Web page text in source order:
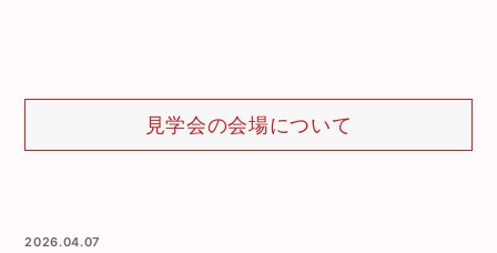
見学会の会場について
2026.04.07